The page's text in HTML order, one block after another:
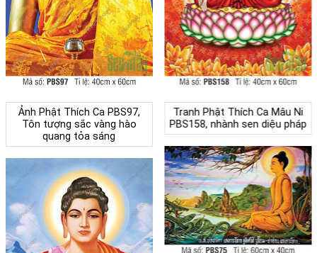
Ảnh Phật Thích Ca PBS97,
Tôn tượng sắc vàng hào
quang tỏa sáng
Tranh Phật Thích Ca Mâu Ni
PBS158, nhành sen diệu pháp